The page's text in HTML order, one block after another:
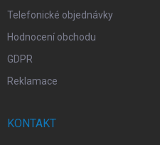
Telefonické objednávky
Hodnocení obchodu
GDPR
Reklamace
KONTAKT